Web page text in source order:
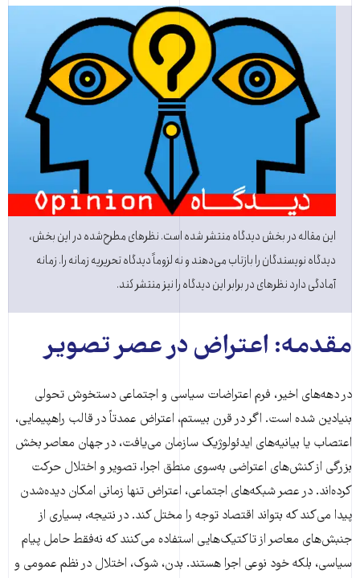
این مقاله در بخش دیدگاه منتشر شده است. نظرهای مطرح‌شده در این بخش،
دیدگاه نویسندگان را بازتاب می‌دهند و نه لزوماً دیدگاه تحریریه زمانه را. زمانه
آمادگی دارد نظرهای در برابر این دیدگاه را نیز منتشر کند.
مقدمه: اعتراض در عصر تصویر
در دهه‌های اخیر، فرم اعتراضات سیاسی و اجتماعی دستخوش تحولی
بنیادین شده است. اگر در قرن بیستم، اعتراض عمدتاً در قالب راهپیمایی،
اعتصاب یا بیانیه‌های ایدئولوژیک سازمان می‌یافت، در جهان معاصر بخش
بزرگی از کنش‌های اعتراضی به‌سوی منطق اجرا، تصویر و اختلال حرکت
کرده‌اند. در عصر شبکه‌های اجتماعی، اعتراض تنها زمانی امکان دیده‌شدن
پیدا می‌کند که بتواند اقتصاد توجه را مختل کند. در نتیجه، بسیاری از
جنبش‌های معاصر از تاکتیک‌هایی استفاده می‌کنند که نه‌فقط حامل پیام
سیاسی، بلکه خود نوعی اجرا هستند. بدن، شوک، اختلال در نظم عمومی و